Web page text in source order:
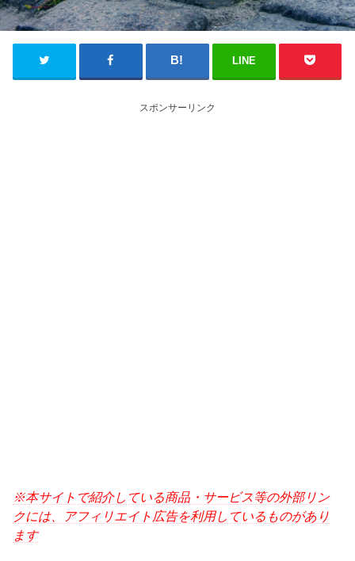
LINE
スポンサーリンク
※本サイトで紹介している商品・サービス等の外部リン
クには、アフィリエイト広告を利用しているものがあり
ます